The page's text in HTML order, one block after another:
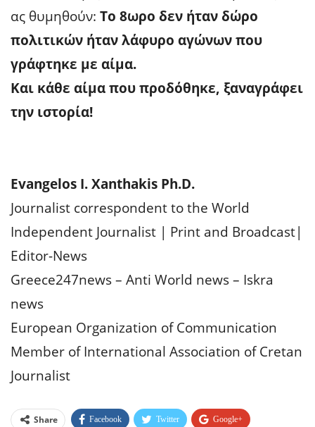
ας θυμηθούν: Το 8ωρο δεν ήταν δώρο
πολιτικών ήταν λάφυρο αγώνων που
γράφτηκε με αίμα.
Και κάθε αίμα που προδόθηκε, ξαναγράφει
την ιστορία!
Evangelos I. Xanthakis Ph.D.
Journalist correspondent to the World
Independent Journalist | Print and Broadcast|
Editor-News
Greece247news – Anti World news – Iskra
news
European Organization of Communication
Member of International Association of Cretan
Journalist
Share Facebook Twitter Google+